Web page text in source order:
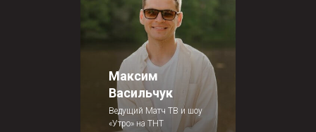
Максим
Васильчук
Ведущий Матч ТВ и шоу
«Утро» на ТНТ